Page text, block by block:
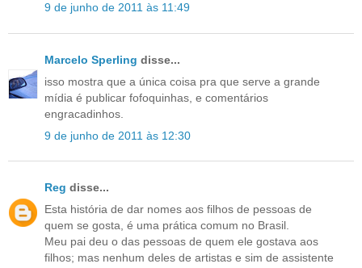
9 de junho de 2011 às 11:49
Marcelo Sperling disse...
isso mostra que a única coisa pra que serve a grande
mídia é publicar fofoquinhas, e comentários
engracadinhos.
9 de junho de 2011 às 12:30
Reg disse...
Esta história de dar nomes aos filhos de pessoas de
quem se gosta, é uma prática comum no Brasil.
Meu pai deu o das pessoas de quem ele gostava aos
filhos; mas nenhum deles de artistas e sim de assistente